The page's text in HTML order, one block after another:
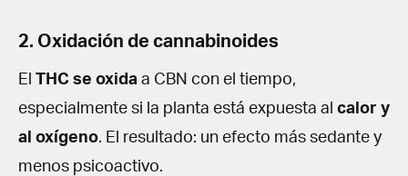
2. Oxidación de cannabinoides
El THC se oxida a CBN con el tiempo,
especialmente si la planta está expuesta al calor y
al oxígeno. El resultado: un efecto más sedante y
menos psicoactivo.